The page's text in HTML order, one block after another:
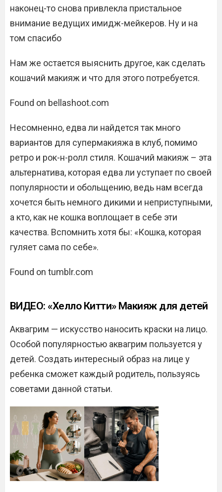
наконец-то снова привлекла пристальное
внимание ведущих имидж-мейкеров. Ну и на
том спасибо
Нам же остается выяснить другое, как сделать
кошачий макияж и что для этого потребуется.
Found on bellashoot.com
Несомненно, едва ли найдется так много
вариантов для супермакияжа в клуб, помимо
ретро и рок-н-ролл стиля. Кошачий макияж – эта
альтернатива, которая едва ли уступает по своей
популярности и обольщению, ведь нам всегда
хочется быть немного дикими и неприступными,
а кто, как не кошка воплощает в себе эти
качества. Вспомнить хотя бы: «Кошка, которая
гуляет сама по себе».
Found on tumblr.com
ВИДЕО: «Хелло Китти» Макияж для детей
Аквагрим — искусство наносить краски на лицо.
Особой популярностью аквагрим пользуется у
детей. Создать интересный образ на лице у
ребенка сможет каждый родитель, пользуясь
советами данной статьи.